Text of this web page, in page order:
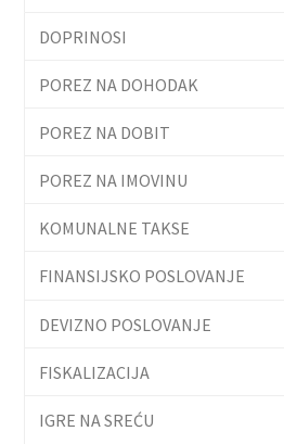
DOPRINOSI
POREZ NA DOHODAK
POREZ NA DOBIT
POREZ NA IMOVINU
KOMUNALNE TAKSE
FINANSIJSKO POSLOVANJE
DEVIZNO POSLOVANJE
FISKALIZACIJA
IGRE NA SREĆU